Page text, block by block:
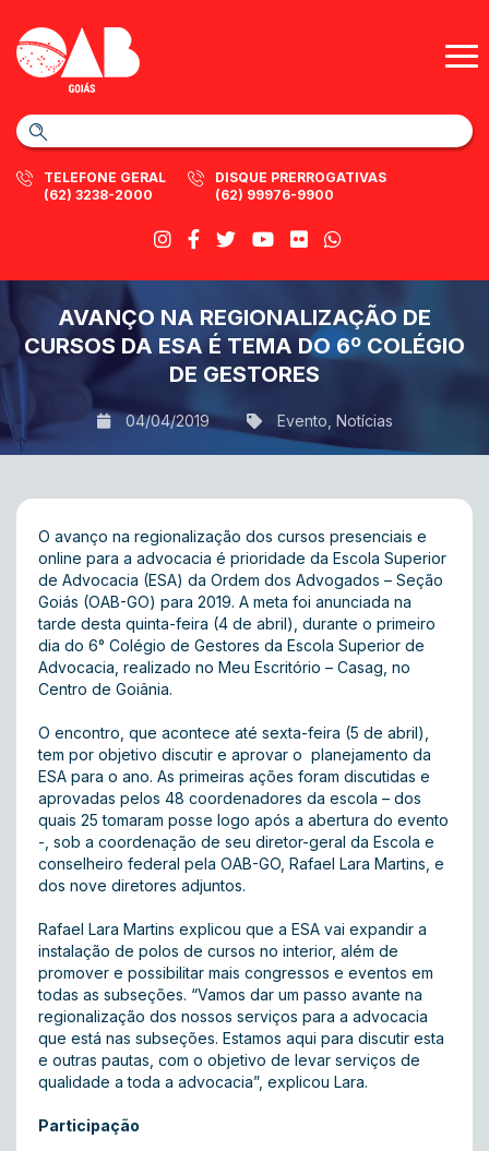
TELEFONE GERAL
(62) 3238-2000
DISQUE PRERROGATIVAS
(62) 99976-9900
AVANÇO NA REGIONALIZAÇÃO DE
CURSOS DA ESA É TEMA DO 6º COLÉGIO
DE GESTORES
04/04/2019 Evento Notícias
O avanço na regionalização dos cursos presenciais e
online para a advocacia é prioridade da Escola Superior
de Advocacia (ESA) da Ordem dos Advogados – Seção
Goiás (OAB-GO) para 2019. A meta foi anunciada na
tarde desta quinta-feira (4 de abril), durante o primeiro
dia do 6° Colégio de Gestores da Escola Superior de
Advocacia, realizado no Meu Escritório – Casag, no
Centro de Goiânia.
O encontro, que acontece até sexta-feira (5 de abril),
tem por objetivo discutir e aprovar o planejamento da
ESA para o ano. As primeiras ações foram discutidas e
aprovadas pelos 48 coordenadores da escola – dos
quais 25 tomaram posse logo após a abertura do evento
-, sob a coordenação de seu diretor-geral da Escola e
conselheiro federal pela OAB-GO, Rafael Lara Martins, e
dos nove diretores adjuntos.
Rafael Lara Martins explicou que a ESA vai expandir a
instalação de polos de cursos no interior, além de
promover e possibilitar mais congressos e eventos em
todas as subseções. “Vamos dar um passo avante na
regionalização dos nossos serviços para a advocacia
que está nas subseções. Estamos aqui para discutir esta
e outras pautas, com o objetivo de levar serviços de
qualidade a toda a advocacia”, explicou Lara.
Participação